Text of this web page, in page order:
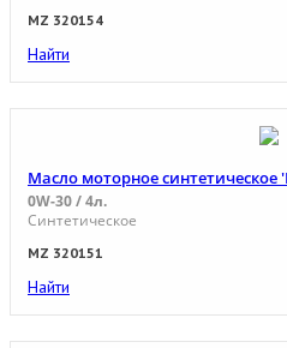
MZ 320154
Найти
Масло моторное синтетическое
0W-30 / 4л.
Синтетическое
MZ 320151
Найти